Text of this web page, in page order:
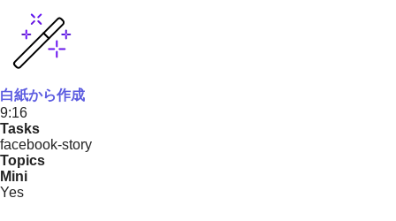
白紙から作成
9:16
Tasks
facebook-story
Topics
Mini
Yes